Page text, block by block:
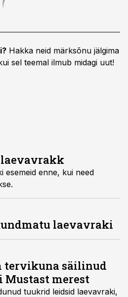
Hakka neid märksõnu jälgima
sel teemal ilmub midagi uut!
esemeid enne, kui need
laevavraki
tervikuna säilinud
merest
tuukrid leidsid laevavraki,